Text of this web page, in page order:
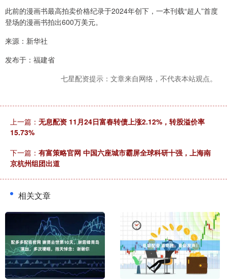
此前的漫画书最高拍卖价格纪录于2024年创下，一本刊载“超人”首度
登场的漫画书拍出600万美元。
来源：新华社
发布于：福建省
七星配资提示：文章来自网络，不代表本站观点。
上一篇： 无息配资 11月24日富春转债上涨2.12%，转股溢价率
15.73%
下一篇： 有富策略官网 中国六座城市霸屏全球科研十强，上海南
京杭州组团出道
相关文章